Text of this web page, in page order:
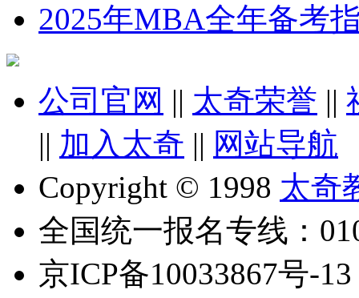
2025年MBA全年备考
公司官网 || 太奇荣誉 ||
|| 加入太奇 || 网站导航
Copyright © 1998 太奇
全国统一报名专线：
京ICP备10033867号-13